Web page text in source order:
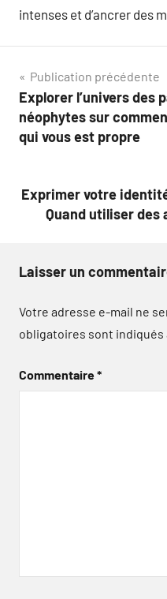
intenses et d’ancrer des
Navigation
de
l’article
Publication précédente
Explorer l’univers des
néophytes sur
qui vous est propre
Exprimer votre
Quand utiliser des
Laisser un
Votre adresse e-mail ne
obligatoires sont indiqués
Commentaire*